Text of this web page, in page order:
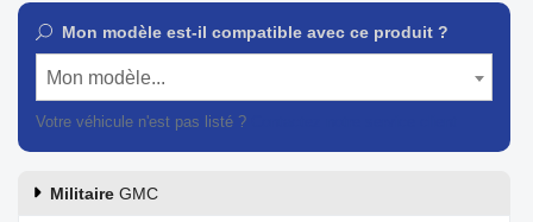
Mon modèle est-il compatible avec ce produit ?
Mon modèle...
Votre véhicule n'est pas listé ?
Militaire GMC